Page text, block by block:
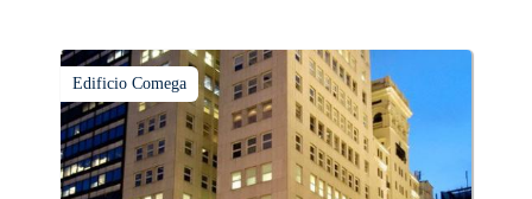
Edificio Comega